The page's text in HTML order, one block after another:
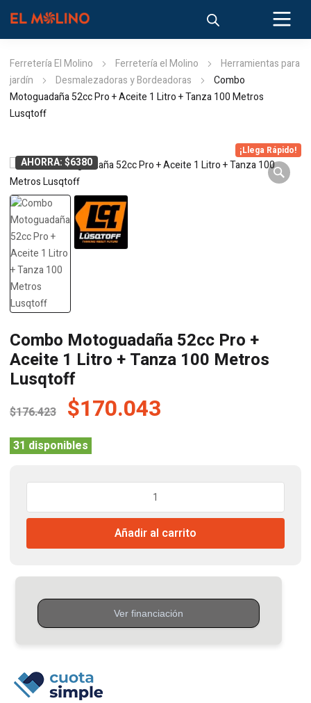
Ferretería El Molino Ferretería el Molino
Herramientas para
jardín
Desmalezadoras y Bordeadoras
Combo
Motoguadaña 52cc Pro + Aceite 1 Litro + Tanza 100 Metros
Lusqtoff
AHORRA: $6380
¡Llega Rápido!
Combo Motoguadaña 52cc Pro +
Aceite 1 Litro + Tanza 100 Metros
Lusqtoff
$176.423 El
precio
original
era:
$176.423.
$170.043
es:
31 disponibles
52cc
+
1
Litro
Tanza
Lusqtoff
cantidad
Añadir al carrito